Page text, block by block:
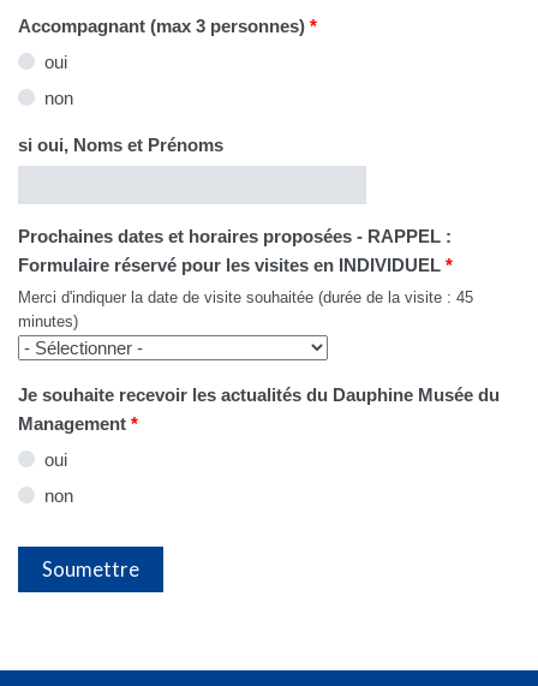
Accompagnant (max 3 personnes) *
oui
non
si oui, Noms et Prénoms
Prochaines dates et horaires proposées - RAPPEL :
Formulaire réservé pour les visites en INDIVIDUEL *
Merci d'indiquer la date de visite souhaitée (durée de la visite : 45
minutes)
Je souhaite recevoir les actualités du Dauphine Musée du
Management *
oui
non